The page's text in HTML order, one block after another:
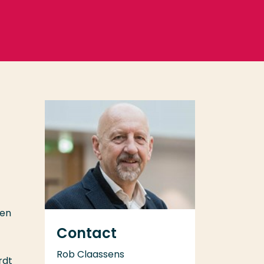
Contact
Rob Claassens